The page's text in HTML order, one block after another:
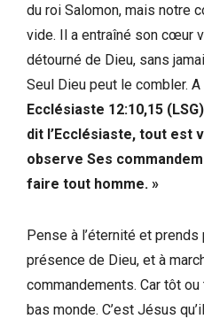
du roi Salomon, mais notre
vide. Il a entraîné son cœur
détourné de Dieu, sans
Seul Dieu peut le combler.
Ecclésiaste 12:10,15
dit l’Ecclésiaste, tout est
observe Ses
faire tout homme. »
Pense à l’éternité et
présence de Dieu, et à
commandements. Car tôt
bas monde. C’est Jésus